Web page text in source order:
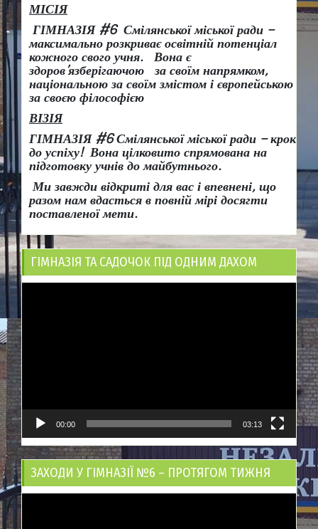
МІСІЯ
ГІМНАЗІЯ #6 Смілянської міської ради –
максимально розкриває освітній потенціал
кожного свого учня.
Вона є
здоров’язберігаючою за своїм напрямком,
національною за своїм змістом і європейською
за своєю філософією
ВІЗІЯ
ГІМНАЗІЯ #6 Смілянської міської ради – крок
до успіху! Вона цілковито спрямована на
підготовку учнів до майбутнього.
Ми завжди відкриті для вас і впевнені, що
разом нам вдасться в повній мірі досягти
поставленої мети.
ГІМНАЗІЯ ТА САДОЧОК ПІД ОДНИМ ДАХОМ
00:00 03:13
ЗАХОДИ У ГІМНАЗІЇ №6 – ПРОТЯГОМ ТИЖНЯ